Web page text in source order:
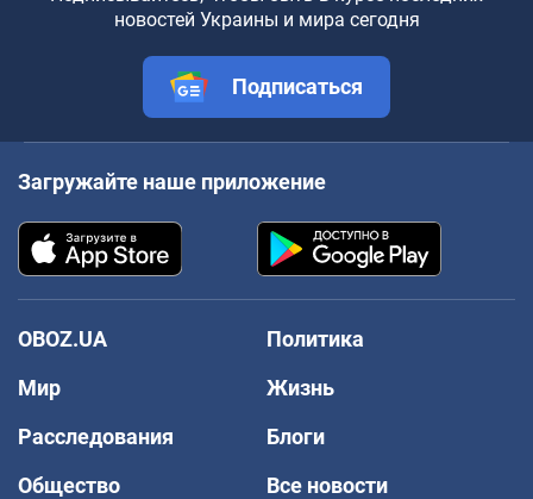
новостей Украины и мира сегодня
Подписаться
Загружайте наше приложение
OBOZ.UA
Политика
Мир
Жизнь
Расследования
Блоги
Общество
Все новости